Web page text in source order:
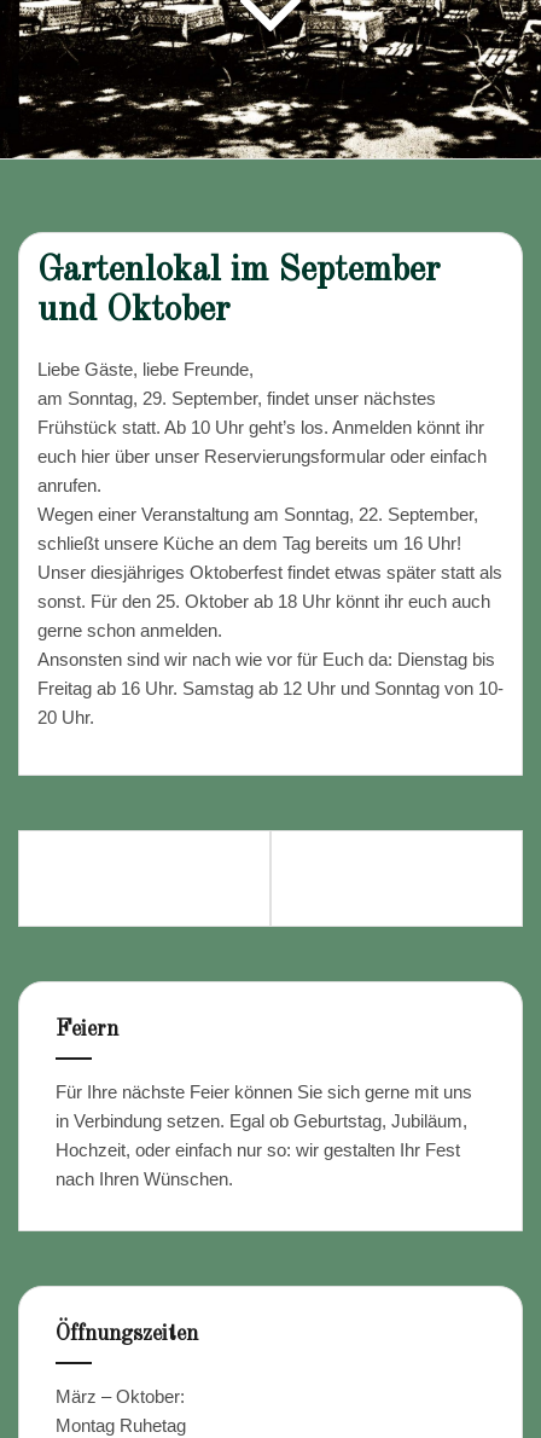
Gartenlokal im September
und Oktober
Liebe Gäste, liebe Freunde,
am Sonntag, 29. September, findet unser nächstes
Frühstück statt. Ab 10 Uhr geht’s los. Anmelden könnt ihr
euch hier über unser Reservierungsformular oder einfach
anrufen.
Wegen einer Veranstaltung am Sonntag, 22. September,
schließt unsere Küche an dem Tag bereits um 16 Uhr!
Unser diesjähriges Oktoberfest findet etwas später statt als
sonst. Für den 25. Oktober ab 18 Uhr könnt ihr euch auch
gerne schon anmelden.
Ansonsten sind wir nach wie vor für Euch da: Dienstag bis
Freitag ab 16 Uhr. Samstag ab 12 Uhr und Sonntag von 10-
20 Uhr.
Feiern
Für Ihre nächste Feier können Sie sich gerne mit uns
in Verbindung setzen. Egal ob Geburtstag, Jubiläum,
Hochzeit, oder einfach nur so: wir gestalten Ihr Fest
nach Ihren Wünschen.
Öffnungszeiten
März – Oktober:
Montag Ruhetag